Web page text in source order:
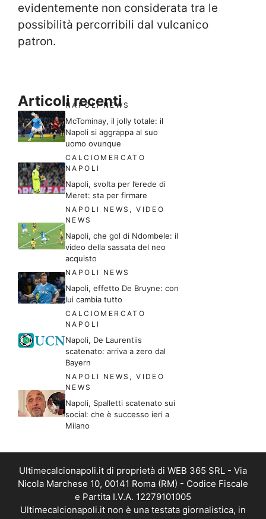
evidentemente non considerata tra le
possibilità percorribili dal vulcanico
patron.
Articoli recenti
NAPOLI NEWS
McTominay, il jolly totale: il
Napoli si aggrappa al suo
uomo ovunque
CALCIOMERCATO
NAPOLI
Napoli, svolta per l’erede di
Meret: sta per firmare
NAPOLI NEWS ,VIDEO
NEWS
Napoli, che gol di Ndombele: il
video della sassata del neo
acquisto
NAPOLI NEWS
Napoli, effetto De Bruyne: con
lui cambia tutto
CALCIOMERCATO
NAPOLI
Napoli, De Laurentiis
scatenato: arriva a zero dal
Bayern
NAPOLI NEWS ,VIDEO
NEWS
Napoli, Spalletti scatenato sui
social: che è successo ieri a
Milano
Ultimecalcionapoli.it di proprietà di WEB 365 SRL - Via
Nicola Marchese 10, 00141 Roma (RM) - Codice Fiscale
e Partita I.V.A. 12279101005
Ultimecalcionapoli.it non è una testata giornalistica, in